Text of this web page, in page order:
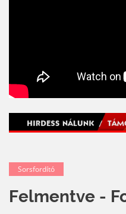
Sorsfordító
Felmentve -